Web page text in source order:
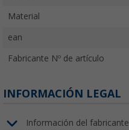
Material
ean
Fabricante Nº de artículo
INFORMACIÓN LEGAL
Información del fabricante